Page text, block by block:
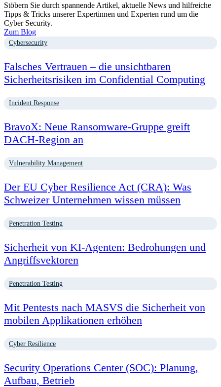
Stöbern Sie durch spannende Artikel, aktuelle News und hilfreiche
Tipps & Tricks unserer Expertinnen und Experten rund um die
Cyber Security.
Zum Blog
Cybersecurity
Falsches Vertrauen – die unsichtbaren
Sicherheitsrisiken im Confidential Computing
Incident Response
BravoX: Neue Ransomware-Gruppe greift
DACH-Region an
Vulnerability Management
Der EU Cyber Resilience Act (CRA): Was
Schweizer Unternehmen wissen müssen
Penetration Testing
Sicherheit von KI-Agenten: Bedrohungen und
Angriffsvektoren
Penetration Testing
Mit Pentests nach MASVS die Sicherheit von
mobilen Applikationen erhöhen
Cyber Resilience
Security Operations Center (SOC): Planung,
Aufbau, Betrieb